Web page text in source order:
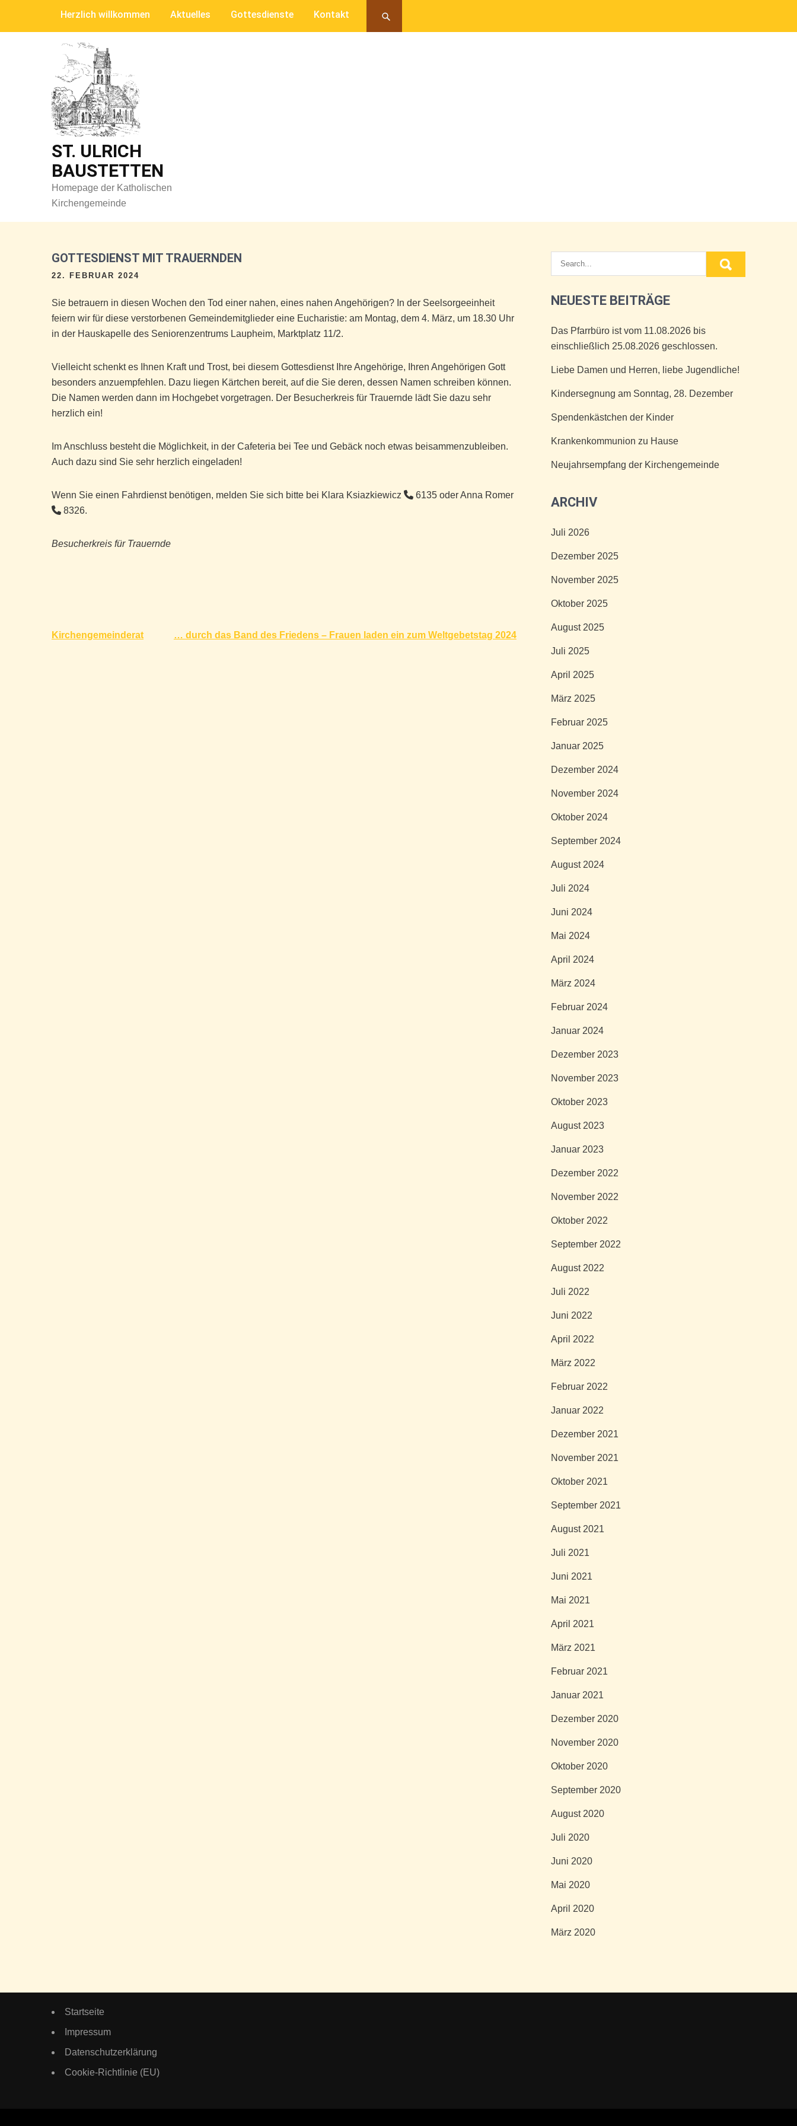
Herzlich willkommen Aktuelles Gottesdienste Kontakt
ST. ULRICH
BAUSTETTEN
Homepage der Katholischen
Kirchengemeinde
GOTTESDIENST MIT TRAUERNDEN
22. FEBRUAR 2024
Sie betrauern in diesen Wochen den Tod einer nahen, eines nahen Angehörigen? In der Seelsorgeeinheit
feiern wir für diese verstorbenen Gemeindemitglieder eine Eucharistie: am Montag, dem 4. März, um 18.30 Uhr
in der Hauskapelle des Seniorenzentrums Laupheim, Marktplatz 11/2.
Vielleicht schenkt es Ihnen Kraft und Trost, bei diesem Gottesdienst Ihre Angehörige, Ihren Angehörigen Gott
besonders anzuempfehlen. Dazu liegen Kärtchen bereit, auf die Sie deren, dessen Namen schreiben können.
Die Namen werden dann im Hochgebet vorgetragen. Der Besucherkreis für Trauernde lädt Sie dazu sehr
herzlich ein!
Im Anschluss besteht die Möglichkeit, in der Cafeteria bei Tee und Gebäck noch etwas beisammenzubleiben.
Auch dazu sind Sie sehr herzlich eingeladen!
Wenn Sie einen Fahrdienst benötigen, melden Sie sich bitte bei Klara Ksiazkiewicz
6135 oder Anna Romer
8326.
Besucherkreis für Trauernde
Beitragsnavigation
Kirchengemeinderat … durch das Band des Friedens – Frauen laden ein zum Weltgebetstag 2024
NEUESTE BEITRÄGE
Das Pfarrbüro ist vom 11.08.2026 bis
einschließlich 25.08.2026 geschlossen.
Liebe Damen und Herren, liebe Jugendliche!
Kindersegnung am Sonntag, 28. Dezember
Spendenkästchen der Kinder
Krankenkommunion zu Hause
Neujahrsempfang der Kirchengemeinde
ARCHIV
Juli 2026
Dezember 2025
November 2025
Oktober 2025
August 2025
Juli 2025
April 2025
März 2025
Februar 2025
Januar 2025
Dezember 2024
November 2024
Oktober 2024
September 2024
August 2024
Juli 2024
Juni 2024
Mai 2024
April 2024
März 2024
Februar 2024
Januar 2024
Dezember 2023
November 2023
Oktober 2023
August 2023
Januar 2023
Dezember 2022
November 2022
Oktober 2022
September 2022
August 2022
Juli 2022
Juni 2022
April 2022
März 2022
Februar 2022
Januar 2022
Dezember 2021
November 2021
Oktober 2021
September 2021
August 2021
Juli 2021
Juni 2021
Mai 2021
April 2021
März 2021
Februar 2021
Januar 2021
Dezember 2020
November 2020
Oktober 2020
September 2020
August 2020
Juli 2020
Juni 2020
Mai 2020
April 2020
März 2020
Startseite
Impressum
Datenschutzerklärung
Cookie-Richtlinie (EU)